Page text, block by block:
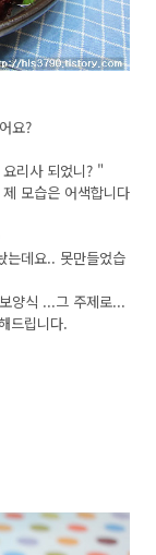
요?
리사 되었니? "
모습은 어색합니다
는데요.. 못만들었습
양식 ...그 주제로...
드립니다.